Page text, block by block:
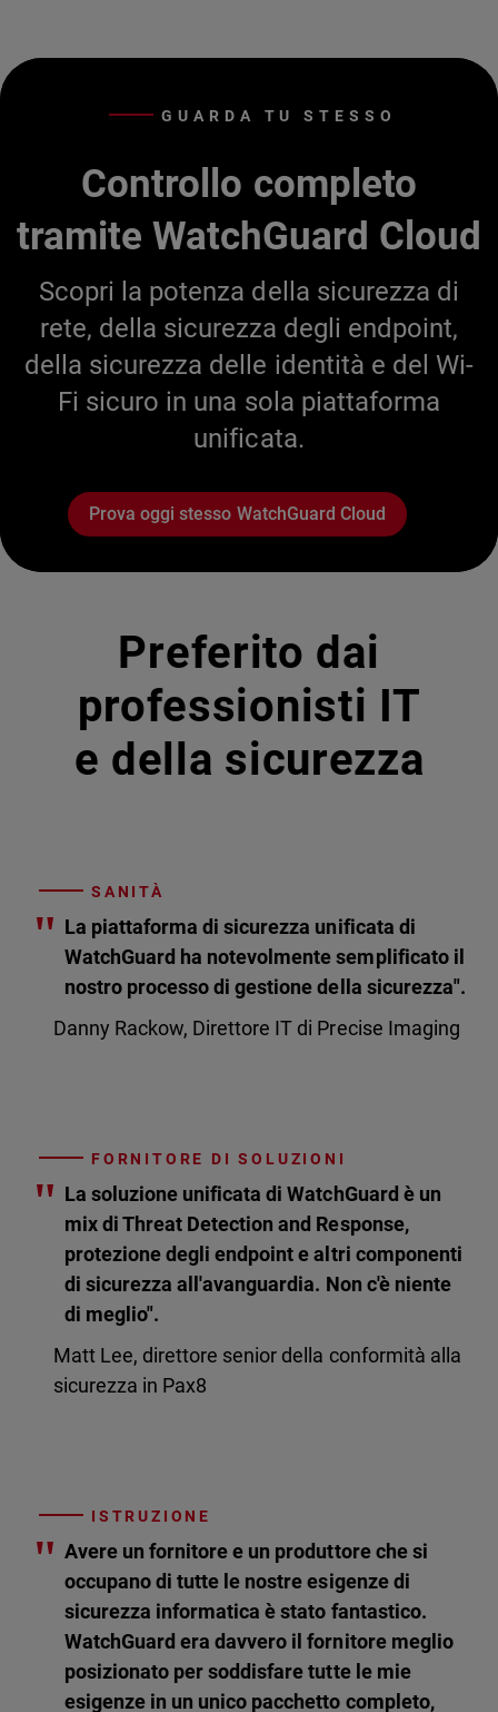
GUARDA TU STESSO
Controllo completo
tramite WatchGuard Cloud
Scopri la potenza della sicurezza di
rete, della sicurezza degli endpoint,
della sicurezza delle identità e del Wi-
Fi sicuro in una sola piattaforma
unificata.
Prova oggi stesso WatchGuard Cloud
Preferito dai
professionisti IT
e della sicurezza
SANITÀ
" La piattaforma di sicurezza unificata di
WatchGuard ha notevolmente semplificato il
nostro processo di gestione della sicurezza".
Danny Rackow, Direttore IT di Precise Imaging
FORNITORE DI SOLUZIONI
" La soluzione unificata di WatchGuard è un
mix di Threat Detection and Response,
protezione degli endpoint e altri componenti
di sicurezza all'avanguardia. Non c'è niente
di meglio".
Matt Lee, direttore senior della conformità alla
sicurezza in Pax8
ISTRUZIONE
" Avere un fornitore e un produttore che si
occupano di tutte le nostre esigenze di
sicurezza informatica è stato fantastico.
WatchGuard era davvero il fornitore meglio
posizionato per soddisfare tutte le mie
esigenze in un unico pacchetto completo,